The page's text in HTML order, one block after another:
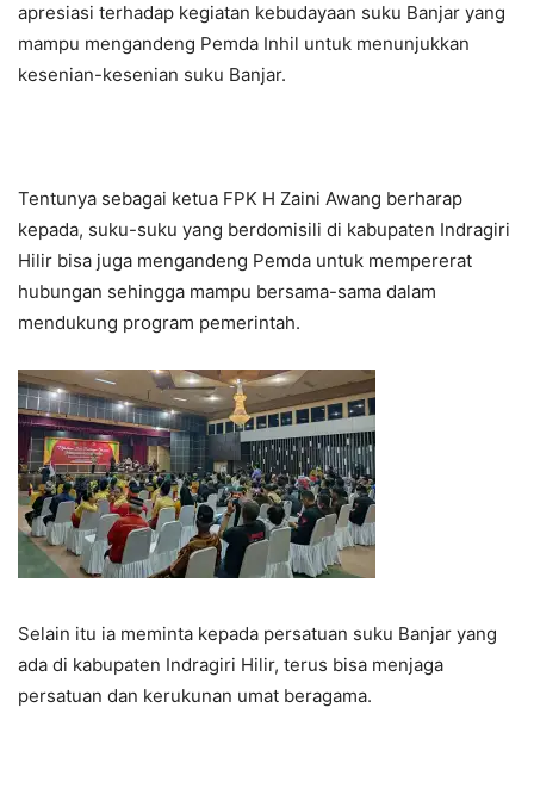
apresiasi terhadap kegiatan kebudayaan suku Banjar yang
mampu mengandeng Pemda Inhil untuk menunjukkan
kesenian-kesenian suku Banjar.
Tentunya sebagai ketua FPK H Zaini Awang berharap
kepada, suku-suku yang berdomisili di kabupaten Indragiri
Hilir bisa juga mengandeng Pemda untuk mempererat
hubungan sehingga mampu bersama-sama dalam
mendukung program pemerintah.
Selain itu ia meminta kepada persatuan suku Banjar yang
ada di kabupaten Indragiri Hilir, terus bisa menjaga
persatuan dan kerukunan umat beragama.